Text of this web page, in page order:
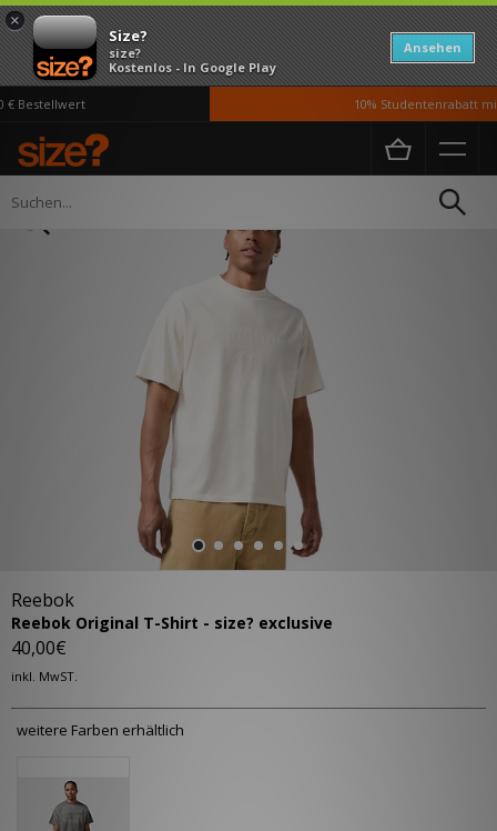
×
Size?
size?
Kostenlos - In Google Play
Ansehen
Bestellwert 10% Studentenrabatt mit
Home Herren
Reebok
Reebok Original T-Shirt - size? exclusive
40,00€
inkl. MwST.
weitere Farben erhältlich